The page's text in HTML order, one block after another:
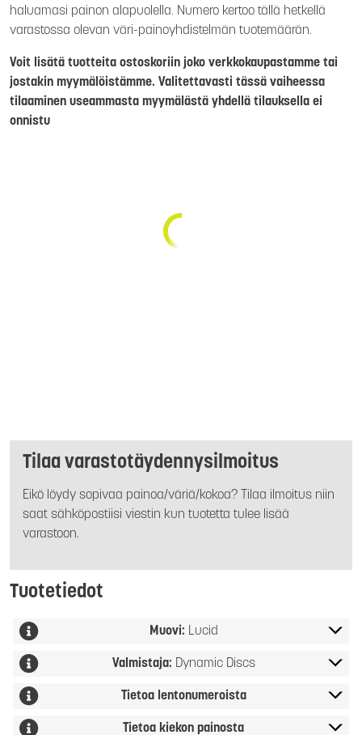
haluamasi painon alapuolella. Numero kertoo tällä hetkellä
varastossa olevan väri-painoyhdistelmän tuotemäärän.
Voit lisätä tuotteita ostoskoriin joko verkkokaupastamme tai
jostakin myymälöistämme. Valitettavasti tässä vaiheessa
tilaaminen useammasta myymälästä yhdellä tilauksella ei
onnistu
Tilaa varastotäydennysilmoitus
Eikö löydy sopivaa painoa/väriä/kokoa? Tilaa ilmoitus niin
saat sähköpostiisi viestin kun tuotetta tulee lisää
varastoon.
Tuotetiedot
Muovi: Lucid
Valmistaja: Dynamic Discs
Tietoa lentonumeroista
Tietoa kiekon painosta